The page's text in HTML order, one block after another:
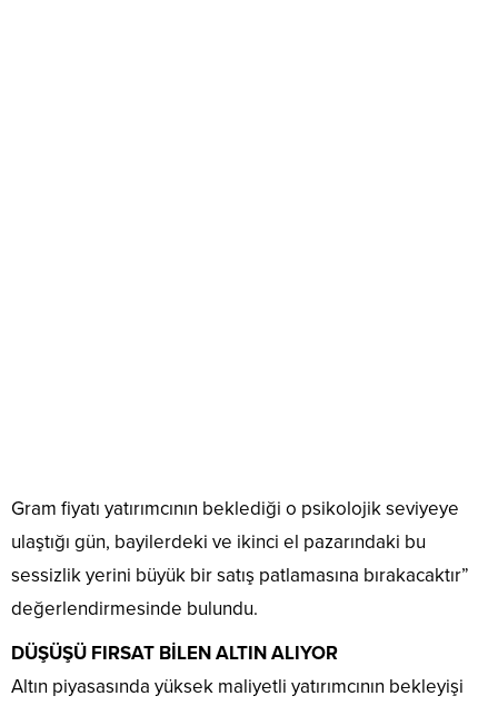
Gram fiyatı yatırımcının beklediği o psikolojik seviyeye
ulaştığı gün, bayilerdeki ve ikinci el pazarındaki bu
sessizlik yerini büyük bir satış patlamasına bırakacaktır”
değerlendirmesinde bulundu.
DÜŞÜŞÜ FIRSAT BİLEN ALTIN ALIYOR
Altın piyasasında yüksek maliyetli yatırımcının bekleyişi